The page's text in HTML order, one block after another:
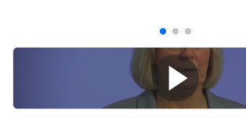
медицинского
Обучение
310-